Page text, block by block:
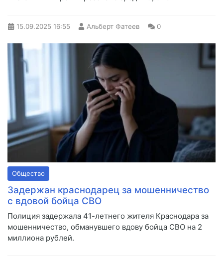
15.09.2025 16:55 Альберт Фатеев 0
Общество
Задержан краснодарец за мошенничество
с вдовой бойца СВО
Полиция задержала 41-летнего жителя Краснодара за
мошенничество, обманувшего вдову бойца СВО на 2
миллиона рублей.